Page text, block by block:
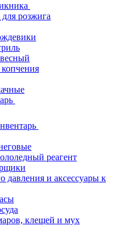
розжига
реагент
давления и аксессуары к
клещей и мух